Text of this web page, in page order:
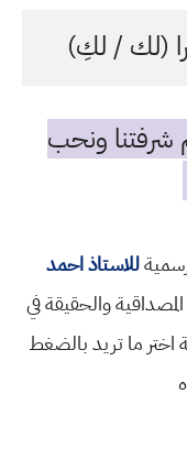
(لك / لكِ)
شرفتنا ونحب
للاستاذ احمد
والحقيقة في
اختر ما تريد بالضغط